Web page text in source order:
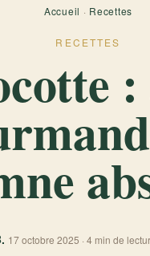
Accueil · Recettes
RECETTES
17 octobre 2025 · 4 min de